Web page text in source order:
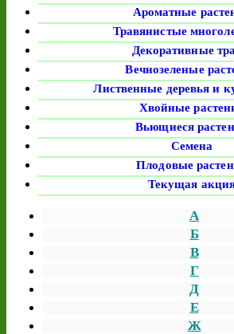
Ароматные
Травянистые
Декоративные
Вечнозеленые
Лиственные деревья и
Хвойные
Вьющиеся
Семена
Плодовые
Текущая
А
Б
В
Г
Д
Е
Ж